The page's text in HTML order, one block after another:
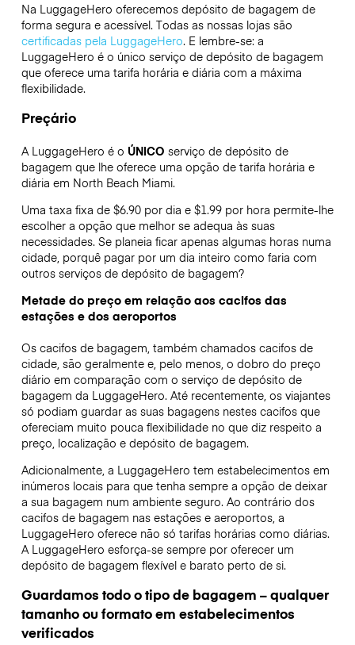
Na LuggageHero oferecemos depósito de bagagem de
forma segura e acessível. Todas as nossas lojas são
certificadas pela LuggageHero. E lembre-se: a
LuggageHero é o único serviço de depósito de bagagem
que oferece uma tarifa horária e diária com a máxima
flexibilidade.
Preçário
A LuggageHero é o ÚNICO serviço de depósito de
bagagem que lhe oferece uma opção de tarifa horária e
diária em North Beach Miami.
Uma taxa fixa de $6.90 por dia e $1.99 por hora permite-lhe
escolher a opção que melhor se adequa às suas
necessidades. Se planeia ficar apenas algumas horas numa
cidade, porquê pagar por um dia inteiro como faria com
outros serviços de depósito de bagagem?
Metade do preço em relação aos cacifos das
estações e dos aeroportos
Os cacifos de bagagem, também chamados cacifos de
cidade, são geralmente e, pelo menos, o dobro do preço
diário em comparação com o serviço de depósito de
bagagem da LuggageHero. Até recentemente, os viajantes
só podiam guardar as suas bagagens nestes cacifos que
ofereciam muito pouca flexibilidade no que diz respeito a
preço, localização e depósito de bagagem.
Adicionalmente, a LuggageHero tem estabelecimentos em
inúmeros locais para que tenha sempre a opção de deixar
a sua bagagem num ambiente seguro. Ao contrário dos
cacifos de bagagem nas estações e aeroportos, a
LuggageHero oferece não só tarifas horárias como diárias.
A LuggageHero esforça-se sempre por oferecer um
depósito de bagagem flexível e barato perto de si.
Guardamos todo o tipo de bagagem – qualquer
tamanho ou formato em estabelecimentos
verificados